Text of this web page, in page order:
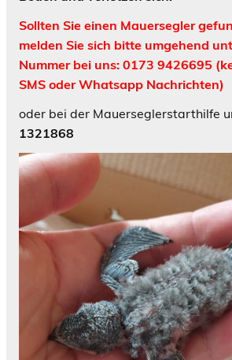
Sollten Sie einen Mauersegler
melden Sie sich bitte umgehend
Nummer bei uns: 0173 9426695
SMS oder Whatsapp Nachrichten)
oder bei der Mauerseglerstarthilfe
1321868